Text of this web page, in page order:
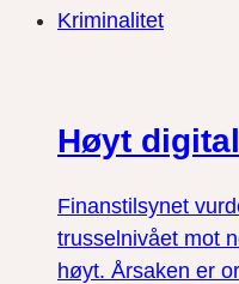
Kriminalitet
Høyt
Finanstilsynet
trusselnivået mot
høyt. Årsaken er